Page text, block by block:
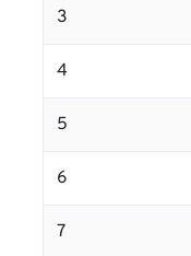
3
4
5
6
7